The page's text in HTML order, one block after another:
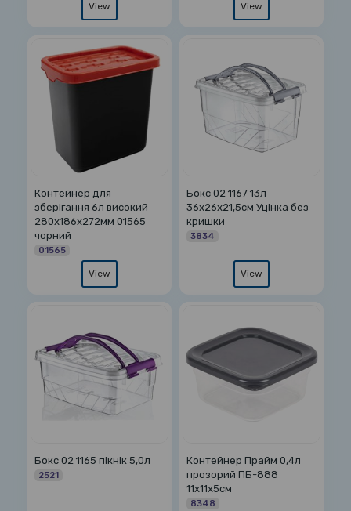
View View
Контейнер для
зберігання 6л високий
280х186х272мм 01565
чорний
01565
View
Бокс 02 1167 13л
36х26х21,5см Уцінка без
кришки
3834
View
Бокс 02 1165 пікнік 5,0л
2521
Контейнер Прайм 0,4л
прозорий ПБ-888
11х11х5см
8348